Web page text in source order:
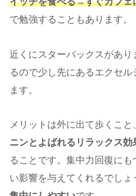
で勉強することもあります。
近くにスターバックスがあ
るので少し先にあるエクセ
ます。
メリットは外に出て歩くこ
ニンとよばれるリラックス
ることです。集中力回復に
い影響を与えてくれるでしょ